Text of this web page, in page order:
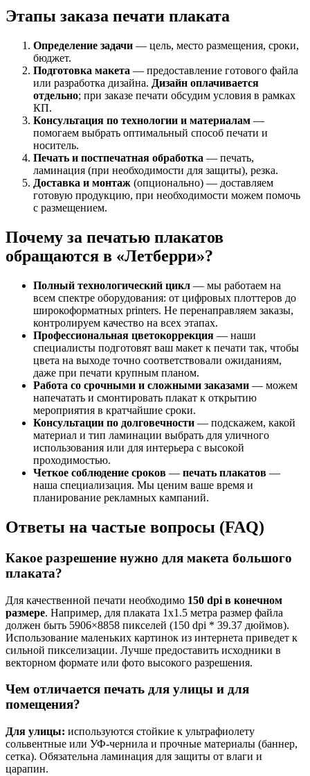
Этапы заказа печати плаката
Определение задачи — цель, место размещения, сроки,
бюджет.
Подготовка макета — предоставление готового файла
или разработка дизайна. Дизайн оплачивается
отдельно; при заказе печати обсудим условия в рамках
КП.
Консультация по технологии и материалам —
помогаем выбрать оптимальный способ печати и
носитель.
Печать и постпечатная обработка — печать,
ламинация (при необходимости для защиты), резка.
Доставка и монтаж (опционально) — доставляем
готовую продукцию, при необходимости можем помочь
с размещением.
Почему за печатью плакатов
обращаются в «Летберри»?
Полный технологический цикл — мы работаем на
всем спектре оборудования: от цифровых плоттеров до
широкоформатных printers. Не перенаправляем заказы,
контролируем качество на всех этапах.
Профессиональная цветокоррекция — наши
специалисты подготовят ваш макет к печати так, чтобы
цвета на выходе точно соответствовали ожиданиям,
даже при печати крупным планом.
Работа со срочными и сложными заказами — можем
напечатать и смонтировать плакат к открытию
мероприятия в кратчайшие сроки.
Консультации по долговечности — подскажем, какой
материал и тип ламинации выбрать для уличного
использования или для интерьера с высокой
проходимостью.
Четкое соблюдение сроков — печать плакатов —
наша специализация. Мы ценим ваше время и
планирование рекламных кампаний.
Ответы на частые вопросы (FAQ)
Какое разрешение нужно для макета большого
плаката?
Для качественной печати необходимо 150 dpi в конечном
размере. Например, для плаката 1х1.5 метра размер файла
должен быть 5906×8858 пикселей (150 dpi * 39.37 дюймов).
Использование маленьких картинок из интернета приведет к
сильной пикселизации. Лучше предоставить исходники в
векторном формате или фото высокого разрешения.
Чем отличается печать для улицы и для
помещения?
Для улицы: используются стойкие к ультрафиолету
сольвентные или УФ-чернила и прочные материалы (баннер,
сетка). Обязательна ламинация для защиты от влаги и
царапин.